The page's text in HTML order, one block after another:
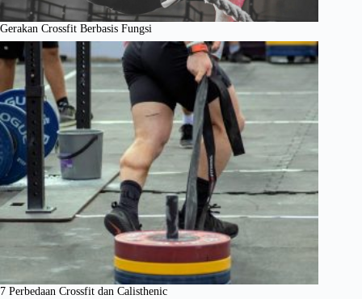
Gerakan Crossfit Berbasis Fungsi
7 Perbedaan Crossfit dan Calisthenic